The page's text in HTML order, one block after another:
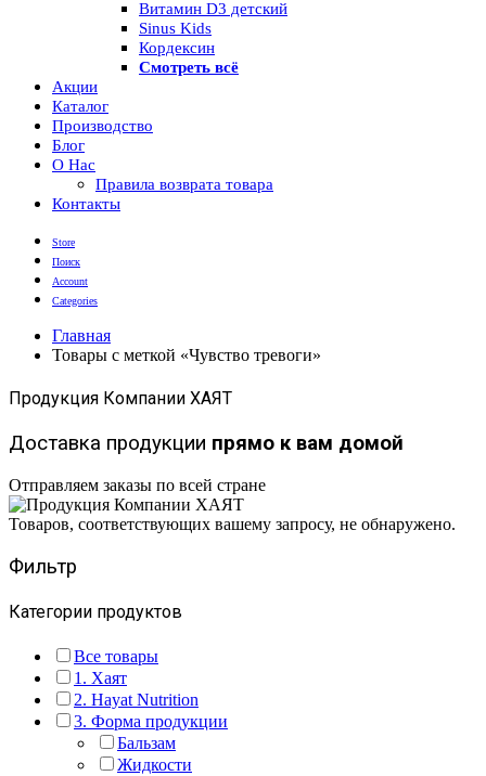
Витамин D3 детский
Sinus Kids
Кордексин
Смотреть всё
Акции
Каталог
Производство
Блог
О Нас
Правила возврата товара
Контакты
Store
Поиск
Account
Categories
Главная
Товары с меткой «Чувство тревоги»
Продукция Компании ХАЯТ
Доставка продукции прямо к вам домой
Отправляем заказы по всей стране
Товаров, соответствующих вашему запросу, не обнаружено.
Фильтр
Категории продуктов
Все товары
1. Хаят
2. Hayat Nutrition
3. Форма продукции
Бальзам
Жидкости